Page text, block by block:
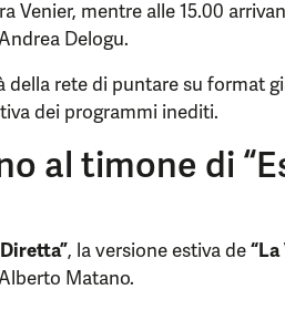
Venier, mentre alle 15.00
Delogu.
della rete di puntare su format
dei programmi inediti.
al timone di
, la versione estiva de
Matano.